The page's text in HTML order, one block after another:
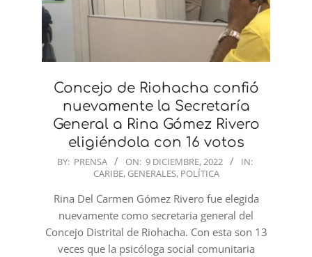
Concejo de Riohacha confió
nuevamente la Secretaría
General a Rina Gómez Rivero
eligiéndola con 16 votos
2022-
BY: PRENSA ON: 9 DICIEMBRE, 2022
IN:
CARIBE, GENERALES, POLÍTICA
Rina Del Carmen Gómez Rivero fue elegida
nuevamente como secretaria general del
Concejo Distrital de Riohacha. Con esta son 13
veces que la psicóloga social comunitaria